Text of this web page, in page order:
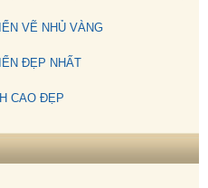
VẼ NHỦ VÀNG
ĐẸP NHẤT
CAO ĐẸP